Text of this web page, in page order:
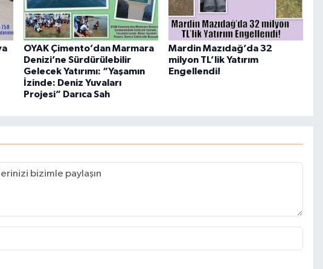
OYAK Çimento’dan Marmara
Denizi’ne Sürdürülebilir
Gelecek Yatırımı: “Yaşamın
İzinde: Deniz Yuvaları
Projesi” Darıca Sah
Mardin Mazıdağ’da 32
milyon TL’lik Yatırım
Engellendi!